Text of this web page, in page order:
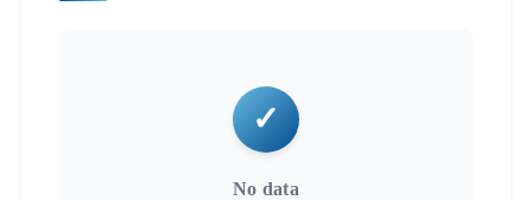
No data